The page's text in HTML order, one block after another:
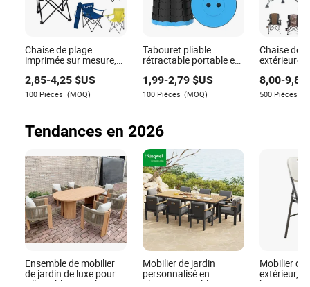
Auteur
talentueuse spécialisée dans l'industrie du meuble.
Elle excelle dans l'évaluation des matériaux utilisés
dans les meubles pour s'assurer qu'ils répondent aux
normes de durabilité et d'esthétique.
Chaise de plage
imprimée sur mesure,
portable et pliable
2,85-4,25 $US
100 Pièces (MOQ)
Tabouret pliable
rétractable portable en
télescopique
rétrécissable pour
camping, pêche, jardin,
1,99-2,79$US
100 Pièces (MOQ)
Chaise de
extérieure,
8,00-9,80
500 Pièces
Tendances en 2026
Ensemble de mobilier
de jardin de luxe pour
villa, table en teck et
Mobilier de jardin
personnalisé en
aluminium, table et
Mobilier de
extérieur,
banquet